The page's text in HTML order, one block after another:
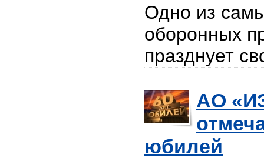
Одно из
оборонных
празднует
АО
юбилей